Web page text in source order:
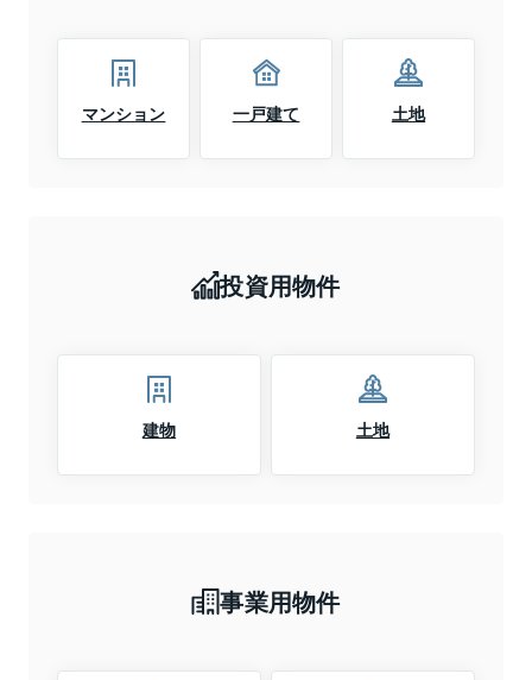
マンション 一戸建て 土地
投資用物件
建物 土地
事業用物件